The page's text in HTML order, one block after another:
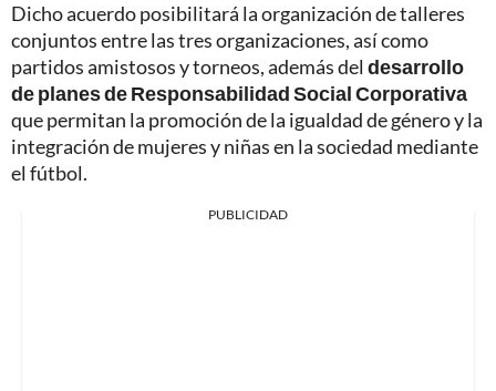
Dicho acuerdo posibilitará la organización de talleres
conjuntos entre las tres organizaciones, así como
partidos amistosos y torneos, además del desarrollo
de planes de Responsabilidad Social Corporativa
que permitan la promoción de la igualdad de género y la
integración de mujeres y niñas en la sociedad mediante
el fútbol.
PUBLICIDAD